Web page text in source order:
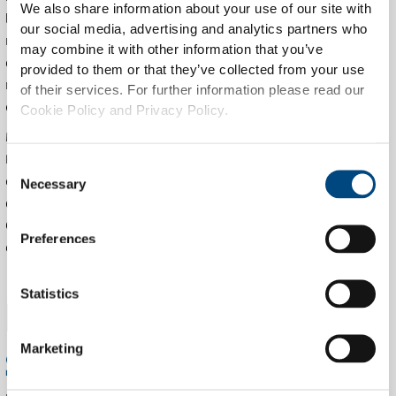
We also share information about your use of our site with
our social media, advertising and analytics partners who
may combine it with other information that you’ve
provided to them or that they’ve collected from your use
of their services. For further information please read our
Cookie Policy and Privacy Policy.
Consent
Selection
Necessary
Preferences
Statistics
Marketing
le verre, nous économisons des matières premières et
réduisons la montagne de déchets. De plus, le recyclage
consomme beaucoup moins d'énergie que la production de
nouveaux matériaux. Cela signifie moins d'émissions de CO2
et une empreinte plus faible.
Mais la durabilité doit aussi être pratique. Heureusement, les
RVM apportent également des avantages économiques
évidents, comme un tri manuel réduit et de meilleures
données, conduisant à une gestion des déchets plus efficace.
Cela permet d'économiser un temps et des coûts
considérables !
De la consigne à l'impact
social